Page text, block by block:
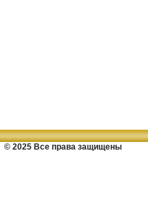
© 2025 Все права защищены